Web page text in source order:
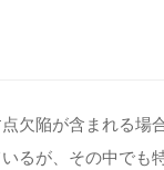
⽋陥が含まれる場
るが、その中でも